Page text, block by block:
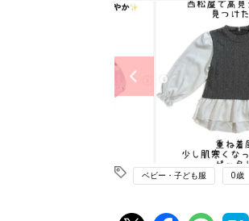
ベビー・子ども服 0歳